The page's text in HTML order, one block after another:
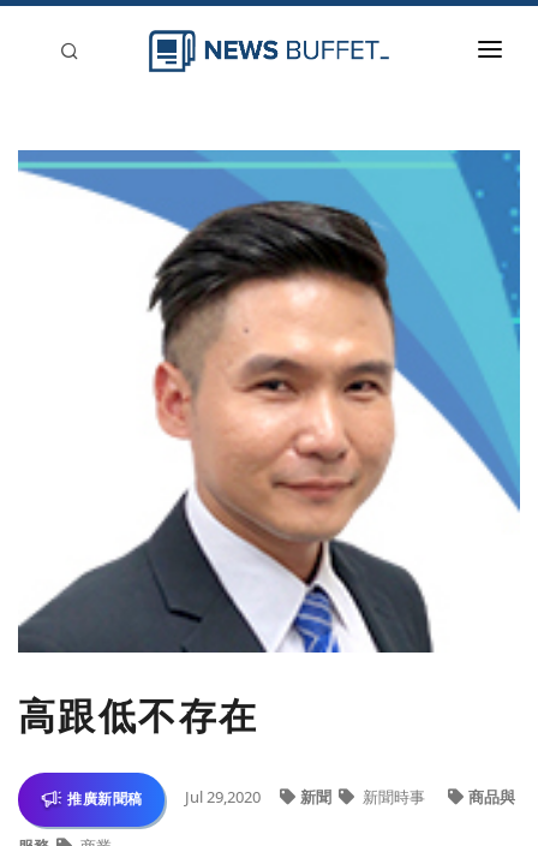
新聞稿分類
高跟低不存在
推廣新聞稿 Jul 29,2020 新聞 新聞時事 商品與